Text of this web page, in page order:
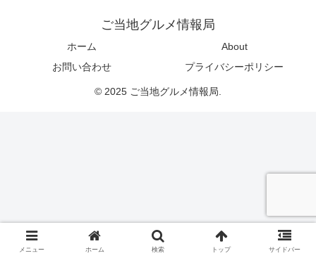
ご当地グルメ情報局
ホーム
About
お問い合わせ
プライバシーポリシー
© 2025 ご当地グルメ情報局.
メニュー ホーム 検索 トップ サイドバー